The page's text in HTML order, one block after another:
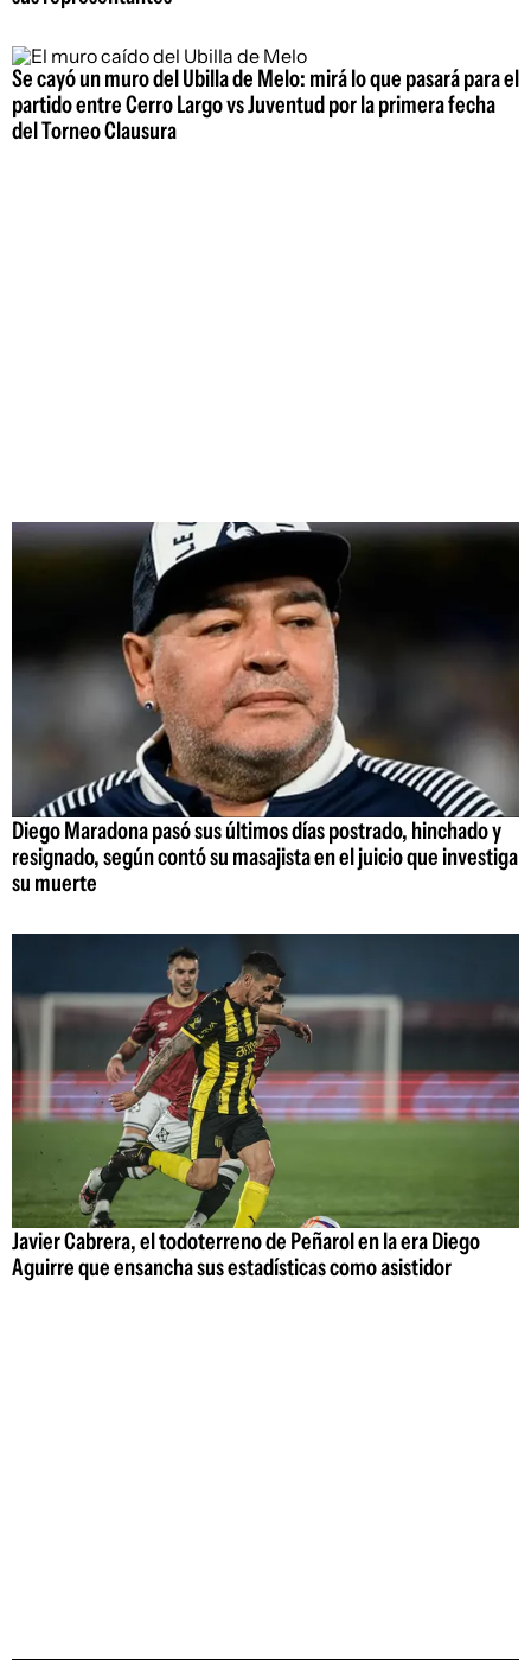
Se cayó un muro del Ubilla de Melo: mirá lo que pasará para el
partido entre Cerro Largo vs Juventud por la primera fecha
del Torneo Clausura
Diego Maradona pasó sus últimos días postrado, hinchado y
resignado, según contó su masajista en el juicio que investiga
su muerte
Javier Cabrera, el todoterreno de Peñarol en la era Diego
Aguirre que ensancha sus estadísticas como asistidor